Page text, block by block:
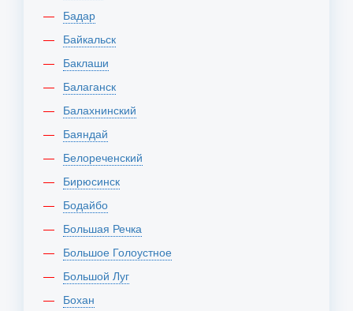
Бадар
Байкальск
Баклаши
Балаганск
Балахнинский
Баяндай
Белореченский
Бирюсинск
Бодайбо
Большая Речка
Большое Голоустное
Большой Луг
Бохан